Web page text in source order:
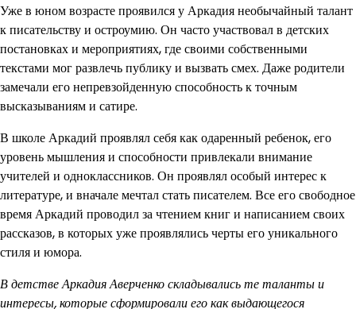
Уже в юном возрасте проявился у Аркадия необычайный талант
к писательству и остроумию. Он часто участвовал в детских
постановках и мероприятиях, где своими собственными
текстами мог развлечь публику и вызвать смех. Даже родители
замечали его непревзойденную способность к точным
высказываниям и сатире.
В школе Аркадий проявлял себя как одаренный ребенок, его
уровень мышления и способности привлекали внимание
учителей и одноклассников. Он проявлял особый интерес к
литературе, и вначале мечтал стать писателем. Все его свободное
время Аркадий проводил за чтением книг и написанием своих
рассказов, в которых уже проявлялись черты его уникального
стиля и юмора.
В детстве Аркадия Аверченко складывались те таланты и
интересы, которые сформировали его как выдающегося